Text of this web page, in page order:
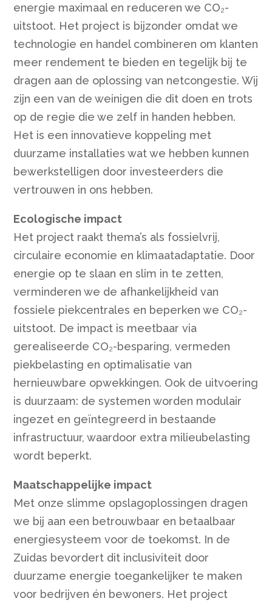
energie maximaal en reduceren we CO₂-
uitstoot. Het project is bijzonder omdat we
technologie en handel combineren om klanten
meer rendement te bieden en tegelijk bij te
dragen aan de oplossing van netcongestie. Wij
zijn een van de weinigen die dit doen en trots
op de regie die we zelf in handen hebben.
Het is een innovatieve koppeling met
duurzame installaties wat we hebben kunnen
bewerkstelligen door investeerders die
vertrouwen in ons hebben.
Ecologische impact
Het project raakt thema’s als fossielvrij,
circulaire economie en klimaatadaptatie. Door
energie op te slaan en slim in te zetten,
verminderen we de afhankelijkheid van
fossiele piekcentrales en beperken we CO₂-
uitstoot. De impact is meetbaar via
gerealiseerde CO₂-besparing, vermeden
piekbelasting en optimalisatie van
hernieuwbare opwekkingen. Ook de uitvoering
is duurzaam: de systemen worden modulair
ingezet en geïntegreerd in bestaande
infrastructuur, waardoor extra milieubelasting
wordt beperkt.
Maatschappelijke impact
Met onze slimme opslagoplossingen dragen
we bij aan een betrouwbaar en betaalbaar
energiesysteem voor de toekomst. In de
Zuidas bevordert dit inclusiviteit door
duurzame energie toegankelijker te maken
voor bedrijven én bewoners. Het project